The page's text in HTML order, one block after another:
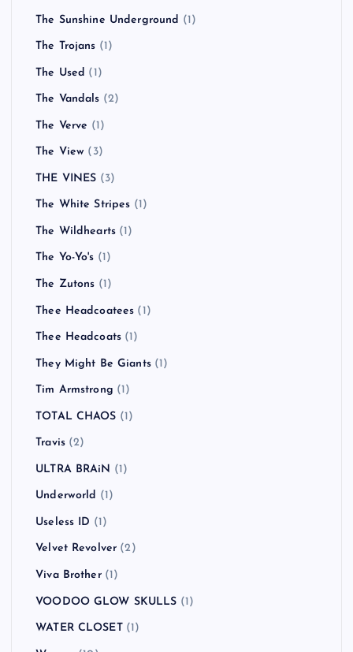
The Sunshine Underground (1)
The Trojans (1)
The Used (1)
The Vandals (2)
The Verve (1)
The View (3)
THE VINES (3)
The White Stripes (1)
The Wildhearts (1)
The Yo-Yo's (1)
The Zutons (1)
Thee Headcoatees (1)
Thee Headcoats (1)
They Might Be Giants(1)
Tim Armstrong (1)
TOTAL CHAOS (1)
Travis(2)
ULTRA BRAiN (1)
Underworld (1)
Useless ID (1)
Velvet Revolver (2)
Viva Brother(1)
VOODOO GLOW SKULLS (1)
WATER CLOSET(1)